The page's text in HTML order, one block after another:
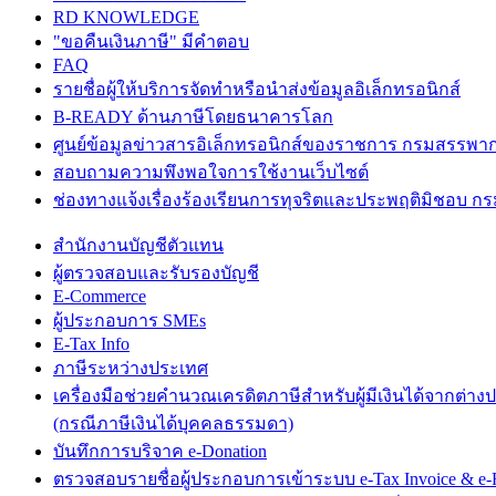
RD KNOWLEDGE
"ขอคืนเงินภาษี" มีคำตอบ
FAQ
รายชื่อผู้ให้บริการจัดทำหรือนำส่งข้อมูลอิเล็กทรอนิกส์
B-READY ด้านภาษีโดยธนาคารโลก
ศูนย์ข้อมูลข่าวสารอิเล็กทรอนิกส์ของราชการ กรมสรรพา
สอบถามความพึงพอใจการใช้งานเว็บไซต์
ช่องทางแจ้งเรื่องร้องเรียนการทุจริตและประพฤติมิชอบ ก
สำนักงานบัญชีตัวแทน
ผู้ตรวจสอบและรับรองบัญชี
E-Commerce
ผู้ประกอบการ SMEs
E-Tax Info
ภาษีระหว่างประเทศ
เครื่องมือช่วยคำนวณเครดิตภาษีสำหรับผู้มีเงินได้จากต่าง
(กรณีภาษีเงินได้บุคคลธรรมดา)
บันทึกการบริจาค e-Donation
ตรวจสอบรายชื่อผู้ประกอบการเข้าระบบ e-Tax Invoice & e-